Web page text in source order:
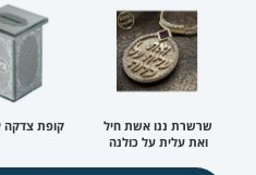
שרשרת ננו אשת חיל
ואת עלית על כולנה
קופת צדקה